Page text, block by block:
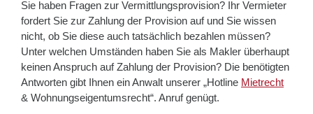
Sie haben Fragen zur Vermittlungsprovision? Ihr Vermieter
fordert Sie zur Zahlung der Provision auf und Sie wissen
nicht, ob Sie diese auch tatsächlich bezahlen müssen?
Unter welchen Umständen haben Sie als Makler überhaupt
keinen Anspruch auf Zahlung der Provision? Die benötigten
Antworten gibt Ihnen ein Anwalt unserer „Hotline Mietrecht
& Wohnungseigentumsrecht“. Anruf genügt.